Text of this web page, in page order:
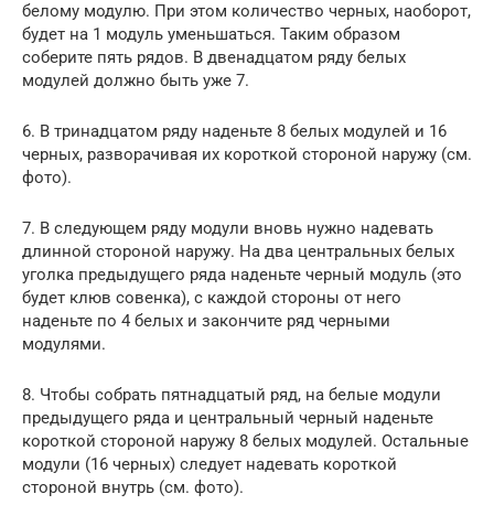
белому модулю. При этом количество черных, наоборот,
будет на 1 модуль уменьшаться. Таким образом
соберите пять рядов. В двенадцатом ряду белых
модулей должно быть уже 7.
6. В тринадцатом ряду наденьте 8 белых модулей и 16
черных, разворачивая их короткой стороной наружу (см.
фото).
7. В следующем ряду модули вновь нужно надевать
длинной стороной наружу. На два центральных белых
уголка предыдущего ряда наденьте черный модуль (это
будет клюв совенка), с каждой стороны от него
наденьте по 4 белых и закончите ряд черными
модулями.
8. Чтобы собрать пятнадцатый ряд, на белые модули
предыдущего ряда и центральный черный наденьте
короткой стороной наружу 8 белых модулей. Остальные
модули (16 черных) следует надевать короткой
стороной внутрь (см. фото).